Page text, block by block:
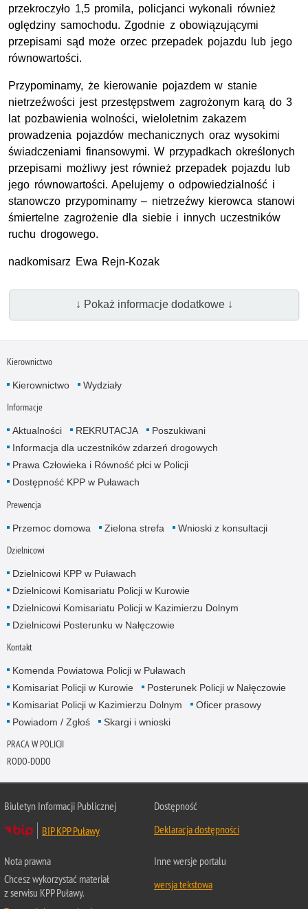
przekroczyło 1,5 promila, policjanci wykonali również
oględziny samochodu. Zgodnie z obowiązującymi
przepisami sąd może orzec przepadek pojazdu lub jego
równowartości.
Przypominamy, że kierowanie pojazdem w stanie
nietrzeźwości jest przestępstwem zagrożonym karą do 3
lat pozbawienia wolności, wieloletnim zakazem
prowadzenia pojazdów mechanicznych oraz wysokimi
świadczeniami finansowymi. W przypadkach określonych
przepisami możliwy jest również przepadek pojazdu lub
jego równowartości. Apelujemy o odpowiedzialność i
stanowczo przypominamy – nietrzeźwy kierowca stanowi
śmiertelne zagrożenie dla siebie i innych uczestników
ruchu drogowego.
nadkomisarz Ewa Rejn-Kozak
↓ Pokaż informacje dodatkowe ↓
Kierownictwo
Kierownictwo Wydziały
Informacje
Aktualności REKRUTACJA
Poszukiwani
Informacja dla uczestników zdarzeń drogowych
Prawa Człowieka i Równość płci w Policji
Dostępność KPP w Puławach
Prewencja
Przemoc domowa Zielona strefa Wnioski z konsultacji
Dzielnicowi
Dzielnicowi KPP w Puławach
Dzielnicowi Komisariatu Policji w Kurowie
Dzielnicowi Komisariatu Policji w Kazimierzu Dolnym
Dzielnicowi Posterunku w Nałęczowie
Kontakt
Komenda Powiatowa Policji w Puławach
Komisariat Policji w Kurowie
Posterunek Policji w Nałęczowie
Komisariat Policji w Kazimierzu Dolnym
Oficer prasowy
Powiadom / Zgłoś
Skargi i wnioski
PRACA W POLICJI
RODO-DODO
Biuletyn Informacji Publicznej
BIP KPP Puławy
Dostępność
Deklaracja dostępności
Nota prawna
Chcesz wykorzystać materiał
z serwisu KPP Puławy.
Inne wersje portalu
wersja tekstowa